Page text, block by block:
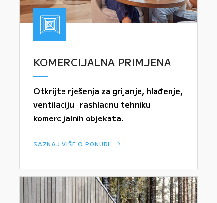
KOMERCIJALNA PRIMJENA
Otkrijte rješenja za grijanje, hlađenje,
ventilaciju i rashladnu tehniku
komercijalnih objekata.
SAZNAJ VIŠE O PONUDI